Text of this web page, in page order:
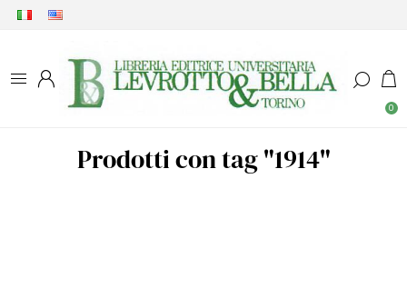
0
Prodotti con tag "1914"